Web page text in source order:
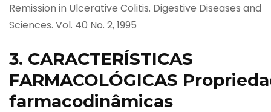
Remission in Ulcerative Colitis. Digestive Diseases and
Sciences. Vol. 40 No. 2, 1995
3. CARACTERÍSTICAS
FARMACOLÓGICAS
farmacodinâmicas